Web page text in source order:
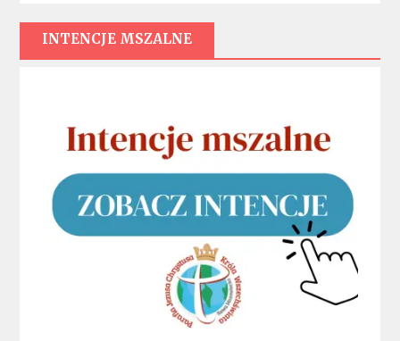
INTENCJE MSZALNE